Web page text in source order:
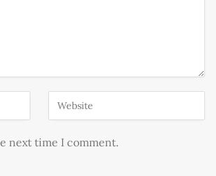
next time I comment.